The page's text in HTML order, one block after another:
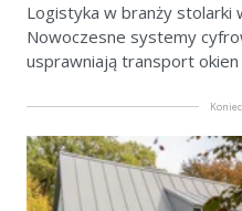
Logistyka w branży stolarki
Nowoczesne systemy
usprawniają transport